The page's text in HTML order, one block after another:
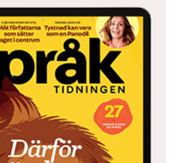
ta form, baserat på den
dialekten. Nanking var
till och från under denna
folkrepubliken
dock huvudstaden till
riksspråk utvecklades, med
dialekten som grund. Det
en gammal 1600-talsterm för